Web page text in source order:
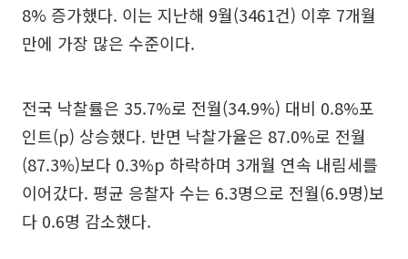
8% 증가했다. 이는 지난해 9월(3461건) 이후 7개월
만에 가장 많은 수준이다.
전국 낙찰률은 35.7%로 전월(34.9%) 대비 0.8%포
인트(p) 상승했다. 반면 낙찰가율은 87.0%로 전월
(87.3%)보다 0.3%p 하락하며 3개월 연속 내림세를
이어갔다. 평균 응찰자 수는 6.3명으로 전월(6.9명)보
다 0.6명 감소했다.